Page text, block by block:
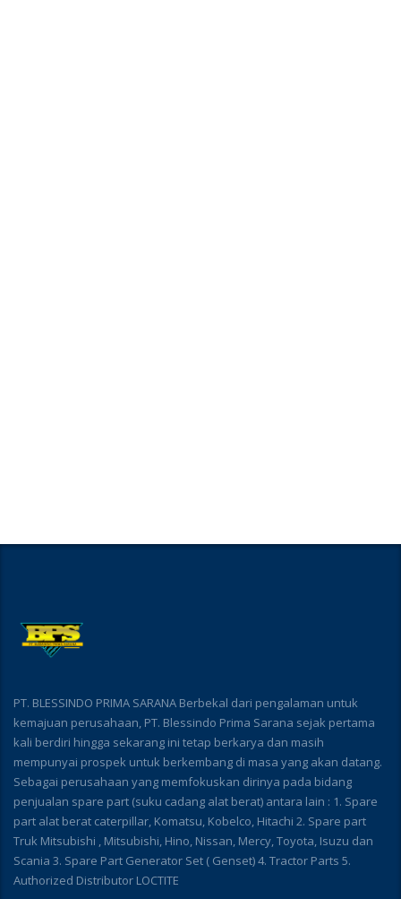
PT. BLESSINDO PRIMA SARANA Berbekal dari pengalaman untuk
kemajuan perusahaan, PT. Blessindo Prima Sarana sejak pertama
kali berdiri hingga sekarang ini tetap berkarya dan masih
mempunyai prospek untuk berkembang di masa yang akan datang.
Sebagai perusahaan yang memfokuskan dirinya pada bidang
penjualan spare part (suku cadang alat berat) antara lain : 1. Spare
part alat berat caterpillar, Komatsu, Kobelco, Hitachi 2. Spare part
Truk Mitsubishi , Mitsubishi, Hino, Nissan, Mercy, Toyota, Isuzu dan
Scania 3. Spare Part Generator Set ( Genset) 4. Tractor Parts 5.
Authorized Distributor LOCTITE